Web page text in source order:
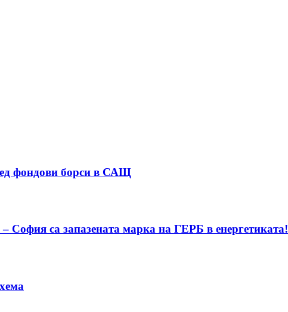
фондови борси в САЩ
София са запазената марка на ГЕРБ в енергетиката!